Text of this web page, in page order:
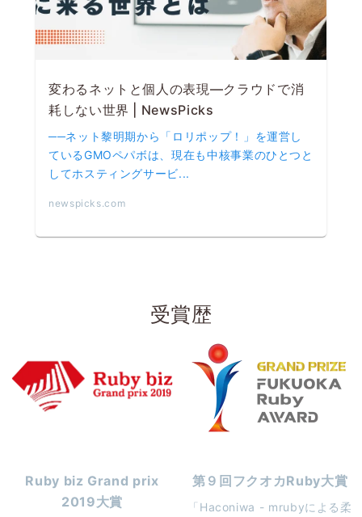
変わるネットと個人の表現―クラウドで消
耗しない世界 | NewsPicks
──ネット黎明期から「ロリポップ！」を運営し
ているGMOペパボは、現在も中核事業のひとつと
してホスティングサービ...
newspicks.com
受賞歴
Ruby biz Grand prix
2019大賞
第９回フクオカRuby大賞
「Haconiwa - mrubyによる柔